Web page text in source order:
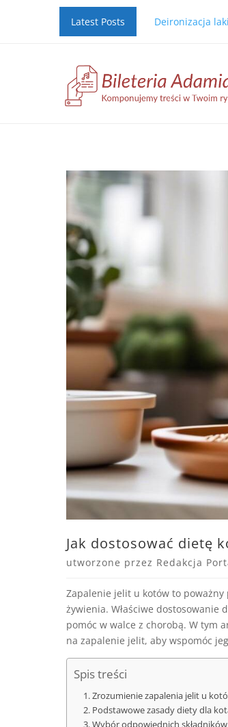
Latest Posts Deironizacja
Jak dostosować dietę
utworzone przez Redakcja
Zapalenie jelit u kotów to
żywienia. Właściwe dostosowanie
pomóc w walce z chorobą. W tym
na zapalenie jelit, aby wspomóc
Spis treści
Zrozumienie zapalenia jelit u
Podstawowe zasady diety dla
Wybór odpowiednich